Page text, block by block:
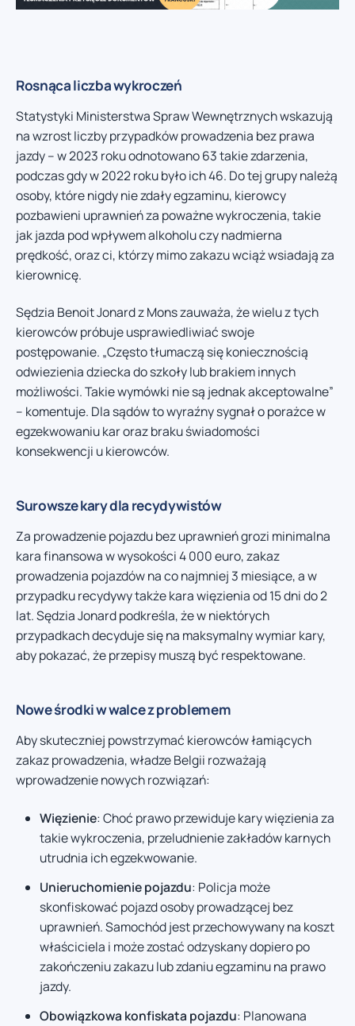
Rosnąca liczba wykroczeń
Statystyki Ministerstwa Spraw Wewnętrznych wskazują
na wzrost liczby przypadków prowadzenia bez prawa
jazdy – w 2023 roku odnotowano 63 takie zdarzenia,
podczas gdy w 2022 roku było ich 46. Do tej grupy należą
osoby, które nigdy nie zdały egzaminu, kierowcy
pozbawieni uprawnień za poważne wykroczenia, takie
jak jazda pod wpływem alkoholu czy nadmierna
prędkość, oraz ci, którzy mimo zakazu wciąż wsiadają za
kierownicę.
Sędzia Benoit Jonard z Mons zauważa, że wielu z tych
kierowców próbuje usprawiedliwiać swoje
postępowanie. „Często tłumaczą się koniecznością
odwiezienia dziecka do szkoły lub brakiem innych
możliwości. Takie wymówki nie są jednak akceptowalne”
– komentuje. Dla sądów to wyraźny sygnał o porażce w
egzekwowaniu kar oraz braku świadomości
konsekwencji u kierowców.
Surowsze kary dla recydywistów
Za prowadzenie pojazdu bez uprawnień grozi minimalna
kara finansowa w wysokości 4 000 euro, zakaz
prowadzenia pojazdów na co najmniej 3 miesiące, a w
przypadku recydywy także kara więzienia od 15 dni do 2
lat. Sędzia Jonard podkreśla, że w niektórych
przypadkach decyduje się na maksymalny wymiar kary,
aby pokazać, że przepisy muszą być respektowane.
Nowe środki w walce z problemem
Aby skuteczniej powstrzymać kierowców łamiących
zakaz prowadzenia, władze Belgii rozważają
wprowadzenie nowych rozwiązań:
Więzienie: Choć prawo przewiduje kary więzienia za
takie wykroczenia, przeludnienie zakładów karnych
utrudnia ich egzekwowanie.
Unieruchomienie pojazdu: Policja może
skonfiskować pojazd osoby prowadzącej bez
uprawnień. Samochód jest przechowywany na koszt
właściciela i może zostać odzyskany dopiero po
zakończeniu zakazu lub zdaniu egzaminu na prawo
jazdy.
Obowiązkowa konfiskata pojazdu: Planowana